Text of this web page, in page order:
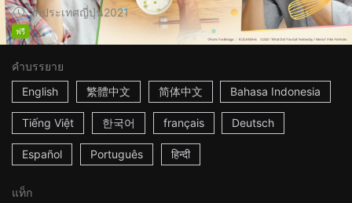
2hประเทศญี่ปุ่น2021
ฟรี
คำบรรยาย
English
繁體中文 简体中文 Bahasa Indonesia
Tiếng Việt 한국어 français Deutsch
Español Português हिन्दी
แท็ก